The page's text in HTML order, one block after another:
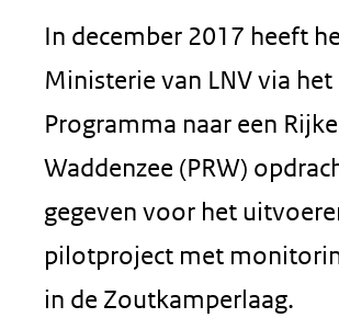
In december 2017 heeft
Ministerie van LNV via het
Programma naar een Rijke
Waddenzee (PRW)
gegeven voor het
pilotproject met
in de Zoutkamperlaag.